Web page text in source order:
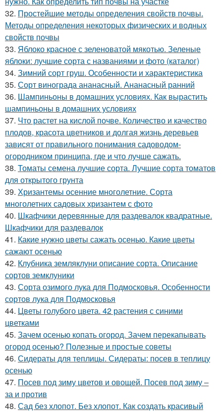
32. Простейшие методы определения свойств почвы.
Методы определения некоторых физических и водных
свойств почвы
33. Яблоко красное с зеленоватой мякотью. Зеленые
яблоки: лучшие сорта с названиями и фото (каталог)
34. Зимний сорт груш. Особенности и характеристика
35. Сорт винограда ананасный. Ананасный ранний
36. Шампиньоны в домашних условиях. Как вырастить
шампиньоны в домашних условиях
37. Что растет на кислой почве. Количество и качество
плодов, красота цветников и долгая жизнь деревьев
зависят от правильного понимания садоводом-
огородником принципа, где и что лучше сажать.
38. Томаты семена лучшие сорта. Лучшие сорта томатов
для открытого грунта
39. Хризантемы осенние многолетние. Сорта
многолетних садовых хризантем с фото
40. Шкафчики деревянные для раздевалок квадратные.
Шкафчики для раздевалок
41. Какие нужно цветы сажать осенью. Какие цветы
сажают осенью
42. Клубника земляклуни описание сорта. Описание
сортов земклуники
43. Сорта озимого лука для Подмосковья. Особенности
сортов лука для Подмосковья
44. Цветы голубого цвета. 42 растения с синими
цветками
45. Зачем осенью копать огород. Зачем перекапывать
огород осенью? Полезные и простые советы
46. Сидераты для теплицы. Сидераты: посев в теплицу
осенью
47. Посев под зиму цветов и овощей. Посев под зиму –
за и против
48. Сад без хлопот. Без хлопот. Как создать красивый